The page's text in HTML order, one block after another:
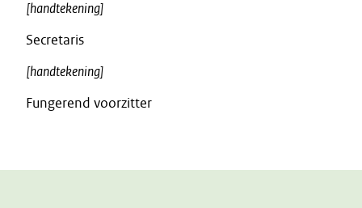
[handtekening]
Secretaris
[handtekening]
Fungerend voorzitter